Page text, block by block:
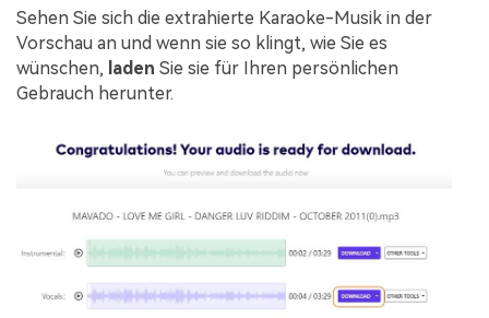
Sehen Sie sich die extrahierte Karaoke-Musik in der
Vorschau an und wenn sie so klingt, wie Sie es
wünschen, laden Sie sie für Ihren persönlichen
Gebrauch herunter.